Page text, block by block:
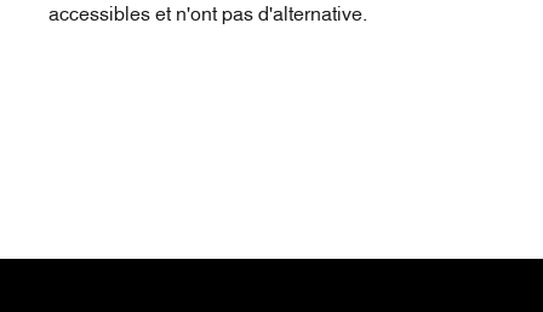
accessibles et n'ont pas d'alternative.